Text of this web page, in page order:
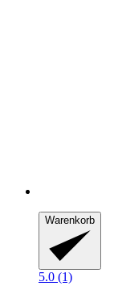
Warenkorb
5.0 (1)